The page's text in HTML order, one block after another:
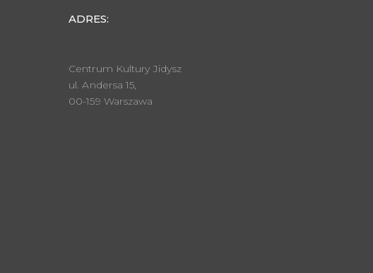
ADRES:
Centrum Kultury Jidysz
ul. Andersa 15,
00-159 Warszawa